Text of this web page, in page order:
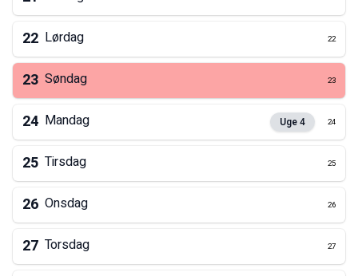
22 Lørdag 22
23 Søndag 23
24 Mandag Uge4 24
25 Tirsdag 25
26 Onsdag 26
27 Torsdag 27